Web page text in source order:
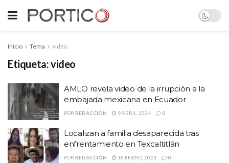
Inicio Tema video
Etiqueta:video
AMLO revela video de la irrupción a la
embajada mexicana en Ecuador
POR REDACCIÓN 9 ABRIL, 2024 0
Localizan a familia desaparecida tras
enfrentamiento en Texcaltitlán
POR REDACCIÓN 18 ENERO, 2024 0